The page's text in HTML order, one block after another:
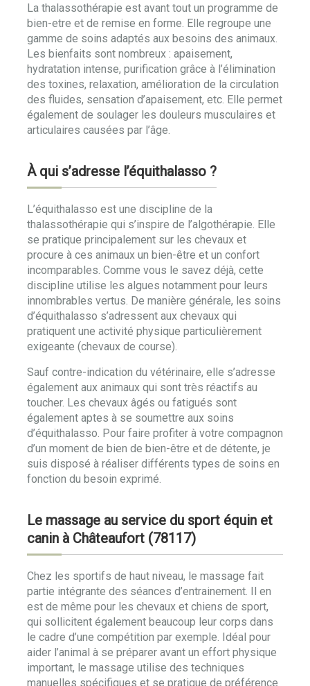
La thalassothérapie est avant tout un programme de
bien-etre et de remise en forme. Elle regroupe une
gamme de soins adaptés aux besoins des animaux.
Les bienfaits sont nombreux : apaisement,
hydratation intense, purification grâce à l’élimination
des toxines, relaxation, amélioration de la circulation
des fluides, sensation d’apaisement, etc. Elle permet
également de soulager les douleurs musculaires et
articulaires causées par l’âge.
À qui s’adresse l’équithalasso ?
L’équithalasso est une discipline de la
thalassothérapie qui s’inspire de l’algothérapie. Elle
se pratique principalement sur les chevaux et
procure à ces animaux un bien-être et un confort
incomparables. Comme vous le savez déjà, cette
discipline utilise les algues notamment pour leurs
innombrables vertus. De manière générale, les soins
d’équithalasso s’adressent aux chevaux qui
pratiquent une activité physique particulièrement
exigeante (chevaux de course).
Sauf contre-indication du vétérinaire, elle s’adresse
également aux animaux qui sont très réactifs au
toucher. Les chevaux âgés ou fatigués sont
également aptes à se soumettre aux soins
d’équithalasso. Pour faire profiter à votre compagnon
d’un moment de bien de bien-être et de détente, je
suis disposé à réaliser différents types de soins en
fonction du besoin exprimé.
Le massage au service du sport équin et
canin à Châteaufort (78117)
Chez les sportifs de haut niveau, le massage fait
partie intégrante des séances d’entrainement. Il en
est de même pour les chevaux et chiens de sport,
qui sollicitent également beaucoup leur corps dans
le cadre d’une compétition par exemple. Idéal pour
aider l’animal à se préparer avant un effort physique
important, le massage utilise des techniques
manuelles spécifiques et se pratique de préférence